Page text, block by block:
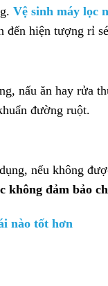
Vệ sinh máy lọc
hiện tượng rỉ
nấu ăn hay rửa
đường ruột.
nếu không
không đảm bảo
nào tốt hơn